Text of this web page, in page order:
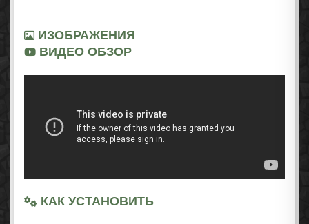
ИЗОБРАЖЕНИЯ
ВИДЕО ОБЗОР
КАК УСТАНОВИТЬ